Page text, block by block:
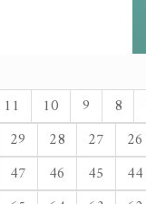
8
9
10
11
26
27
28
29
44
45
46
47